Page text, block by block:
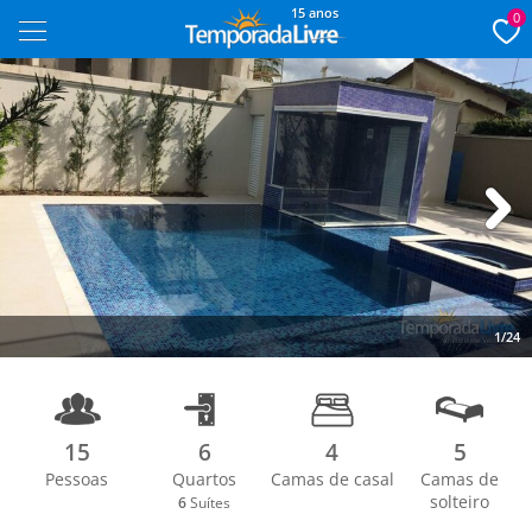
15 anos 0
1/24
Next
15
Pessoas
6
Quartos
6 Suítes
4
Camas de casal
5
Camas de
solteiro